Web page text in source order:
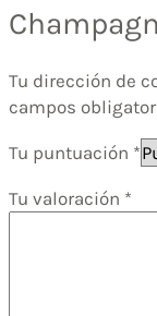
Tu dirección de
campos
Tu puntuación *
Tu valoración *